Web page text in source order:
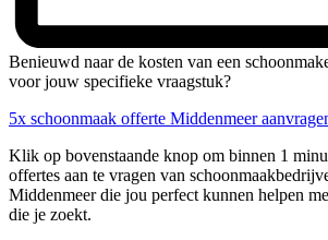
Benieuwd naar de kosten van een
voor jouw specifieke vraagstuk?
5x schoonmaak offerte Middenmeer
Klik op bovenstaande knop om binnen 1
offertes aan te vragen van
Middenmeer die jou perfect kunnen helpen
die je zoekt.